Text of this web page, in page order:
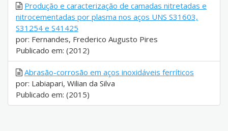
Produção e caracterização de camadas nitretadas e
nitrocementadas por plasma nos aços UNS S31603,
S31254 e S41425
por: Fernandes, Frederico Augusto Pires
Publicado em: (2012)
Abrasão-corrosão em aços inoxidáveis ferríticos
por: Labiapari, Wilian da Silva
Publicado em: (2015)